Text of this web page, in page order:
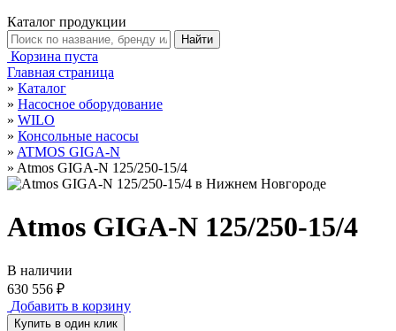
Каталог продукции
Корзина пуста
Главная страница
» Каталог
» Насосное оборудование
» WILO
» Консольные насосы
» ATMOS GIGA-N
» Atmos GIGA-N 125/250-15/4
Atmos GIGA-N 125/250-15/4
В наличии
630 556 ₽
Добавить в корзину
Купить в один клик